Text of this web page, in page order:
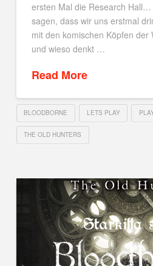
ersten Mal die Research
sagen, dass wir uns erstmal
mit den komischen Köpfen der
und wieso denkt …
Read More
BLOODBORNE LETS PLAY
THE OLD HUNTERS